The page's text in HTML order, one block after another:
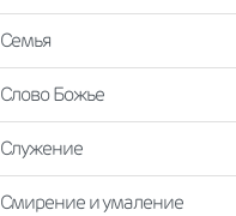
Семья
Слово Божье
Служение
Смирение и умаление